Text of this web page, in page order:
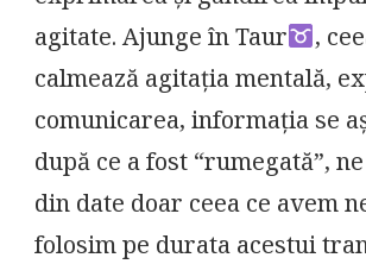
agitate. Ajunge în Taur
,
calmează agitația mentală,
comunicarea, informația se
după ce a fost “rumegată”,
din date doar ceea ce avem
folosim pe durata acestui